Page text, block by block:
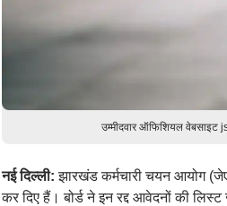
उम्मीदवार ऑफिशियल
नई दिल्ली:झारखंड कर्मचारी चयन आयोग
कर दिए हैं। बोर्ड ने इन रद्द आवेदनों की